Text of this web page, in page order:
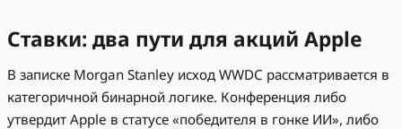
Ставки: два пути для акций Apple
В записке Morgan Stanley исход WWDC рассматривается в
категоричной бинарной логике. Конференция либо
утвердит Apple в статусе «победителя в гонке ИИ», либо